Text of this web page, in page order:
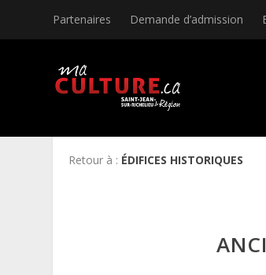
Partenaires Demande d’admission
Retour à : ÉDIFICES HISTORIQUES